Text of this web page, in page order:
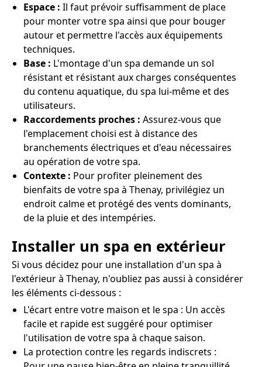
Espace : Il faut prévoir suffisamment de place
pour monter votre spa ainsi que pour bouger
autour et permettre l'accès aux équipements
techniques.
Base : L'montage d'un spa demande un sol
résistant et résistant aux charges conséquentes
du contenu aquatique, du spa lui-même et des
utilisateurs.
Raccordements proches : Assurez-vous que
l'emplacement choisi est à distance des
branchements électriques et d'eau nécessaires
au opération de votre spa.
Contexte : Pour profiter pleinement des
bienfaits de votre spa à Thenay, privilégiez un
endroit calme et protégé des vents dominants,
de la pluie et des intempéries.
Installer un spa en extérieur
Si vous décidez pour une installation d'un spa à
l'extérieur à Thenay, n'oubliez pas aussi à considérer
les éléments ci-dessous :
L'écart entre votre maison et le spa : Un accès
facile et rapide est suggéré pour optimiser
l'utilisation de votre spa à chaque saison.
La protection contre les regards indiscrets :